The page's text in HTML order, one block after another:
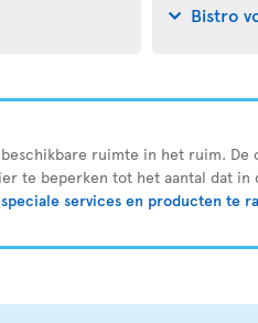
Bistro
ruimte in het ruim.
te beperken tot het aantal dat in
services en producten te